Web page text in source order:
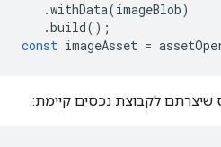
.withData(imageBlob)
.build();
const imageAsset =
שיצרתם לקבוצת נכסים קיימת: